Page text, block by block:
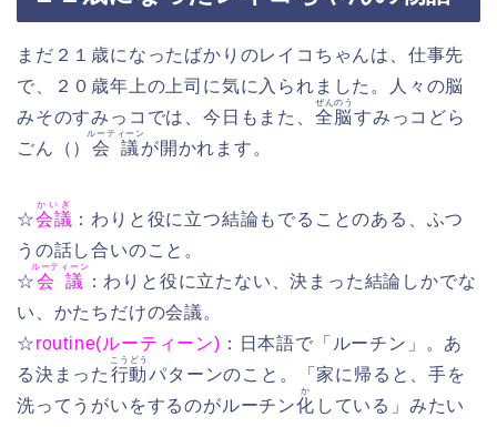
まだ２１歳になったばかりのレイコちゃんは、仕事先
で、２０歳年上の上司に気に入られました。人々の脳
みそのすみっコでは、今日もまた、 全脳
ぜんのう
すみっコどら
ごん（） 会議
ルーティーン
が開かれます。
☆会議
かいぎ
：わりと役に立つ結論もでることのある、ふつ
うの話し合いのこと。
☆会議
ルーティーン
：わりと役に立たない、決まった結論しかでな
い、かたちだけの会議。
☆routine(ルーティーン) ：日本語で「ルーチン」。あ
る決まった 行動
こうどう
パターンのこと。「家に帰ると、手を
洗ってうがいをするのがルーチン化
か
している」みたい